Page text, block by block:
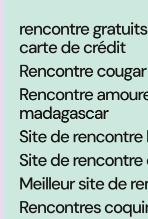
rencontre
carte de crédit
Rencontre cougar
Rencontre
madagascar
Site de
Site de
Meilleur site de
Rencontres